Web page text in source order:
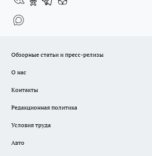
Обзорные статьи и пресс-релизы
О нас
Контакты
Редакционная политика
Условия труда
Авто